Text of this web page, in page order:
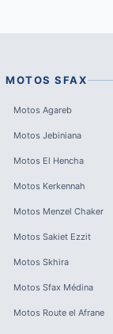
MOTOS SFAX
Motos Agareb
Motos Jebiniana
Motos El Hencha
Motos Kerkennah
Motos Menzel Chaker
Motos Sakiet Ezzit
Motos Skhira
Motos Sfax Médina
Motos Route el Afrane